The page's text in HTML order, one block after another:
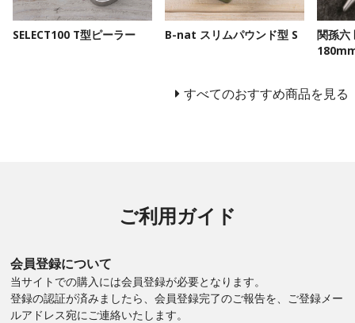
SELECT100 T型ピーラー B-nat スリムパウンド型 S
関孫六
すべてのおすすめ商品を見る
ご利用ガイド
会員登録について
当サイトでの購入には会員登録が必要となります。
登録の認証が済みましたら、会員登録完了のご報告を、ご登録メー
ルアドレス宛にご連絡いたします。